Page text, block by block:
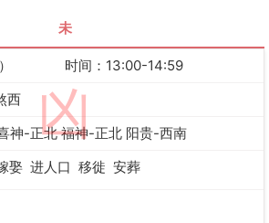
未
凶
时间：13:00-14:59
西
神-正北 福神-正北 阳贵-西南
娶 进人口 移徙 安葬